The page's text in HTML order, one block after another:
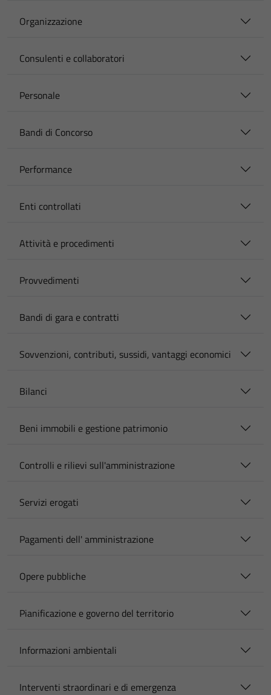
Organizzazione
Consulenti e collaboratori
Personale
Bandi di Concorso
Performance
Enti controllati
Attività e procedimenti
Provvedimenti
Bandi di gara e contratti
Sovvenzioni, contributi, sussidi, vantaggi economici
Bilanci
Beni immobili e gestione patrimonio
Controlli e rilievi sull'amministrazione
Servizi erogati
Pagamenti dell' amministrazione
Opere pubbliche
Pianificazione e governo del territorio
Informazioni ambientali
Interventi straordinari e di emergenza